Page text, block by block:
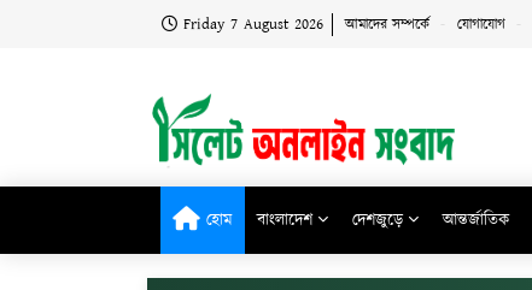
Friday 7 August 2026 আমাদের সম্পর্কে যোগাযোগ
হোম বাংলাদেশ দেশজুড়ে আন্তর্জাতিক